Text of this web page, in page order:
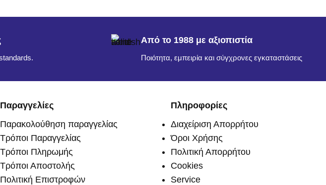
Από το 1988 με αξιοπιστία
Ποιότητα, εμπειρία και σύγχρονες εγκαταστάσεις
Παραγγελίες
Παρακολούθηση παραγγελίας
Τρόποι Παραγγελίας
Τρόποι Πληρωμής
Τρόποι Αποστολής
Πολιτική Επιστροφών
Πληροφορίες
Διαχείριση Απορρήτου
Όροι Χρήσης
Πολιτική Απορρήτου
Cookies
Service